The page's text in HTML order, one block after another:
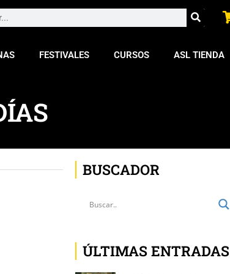
FESTIVALES CURSOS ASL TIENDA
BUSCADOR
ÚLTIMAS ENTRADAS